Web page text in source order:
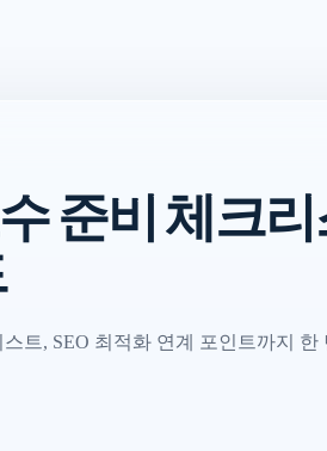
준비 체크
트, SEO 최적화 연계 포인트까지